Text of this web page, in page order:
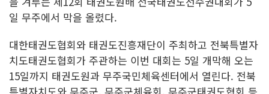
일 무주에서 막을 올렸다.
대한태권도협회와 태권도진흥재단이 주최하고 전북특별자
치도태권도협회가 주관하는 이번 대회는 5일 개막해 오는
15일까지 태권도원과 무주국민체육센터에서 열린다. 전북